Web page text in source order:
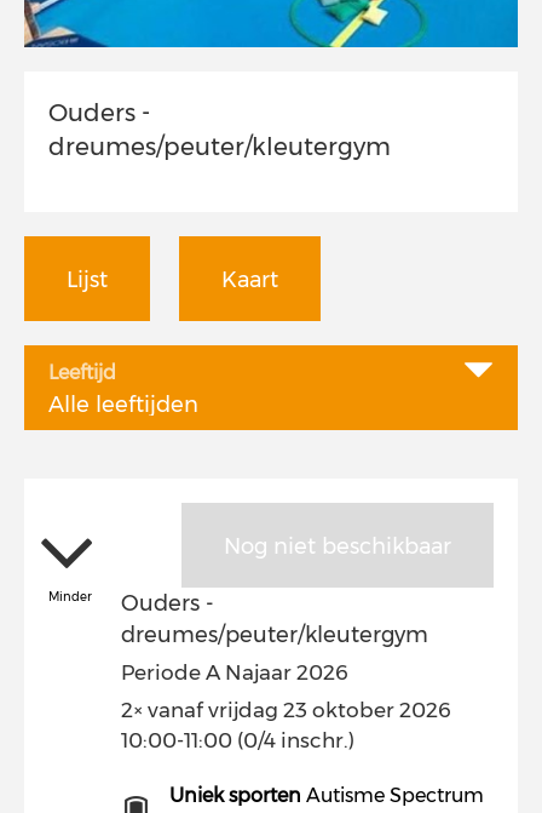
Ouders -
dreumes/peuter/kleutergym
Lijst Kaart
Leeftijd
Alle leeftijden
Nog niet beschikbaar
Minder
Ouders -
dreumes/peuter/kleutergym
Periode A Najaar 2026
2× vanaf vrijdag 23 oktober 2026
10:00-11:00 (0/4 inschr.)
Uniek sporten Autisme Spectrum